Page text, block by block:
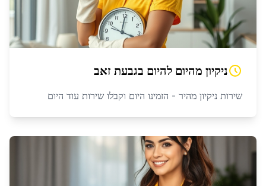
ניקיון מהיום להיום בגבעת זאב
שירות ניקיון מהיר - הזמינו היום וקבלו שירות עוד היום